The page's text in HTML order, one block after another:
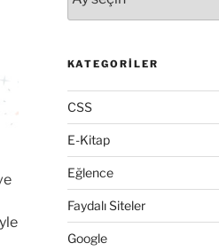
KATEGORILER
CSS
E-Kitap
Eğlence
Faydalı Siteler
Google